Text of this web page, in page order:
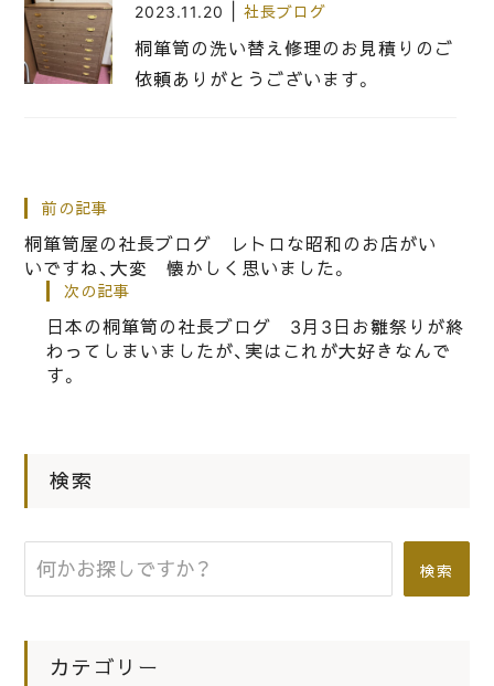
2023.11.20 社長ブログ
桐箪笥の洗い替え修理のお見積りのご
依頼ありがとうございます。
テーブルの再塗装ができました。
前の記事
桐箪笥屋の社長ブログ レトロな昭和のお店がい
いですね、大変 懐かしく思いました。
次の記事
日本の桐箪笥の社長ブログ 3月3日お雛祭りが終
わってしまいましたが、実はこれが大好きなんで
す。
検索
検索
カテゴリー